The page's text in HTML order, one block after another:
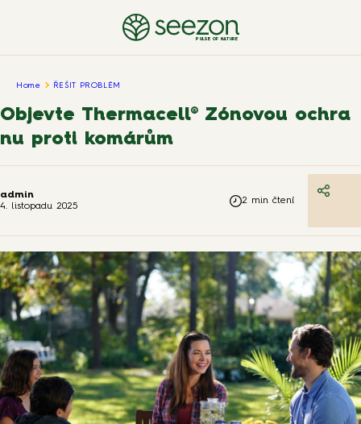
PULSE OF NATURE
Home ŘEŠIT PROBLÉM
Objevte Thermacell® Zónovou ochra
nu proti komárům
admin
4. listopadu 2025
2 min čtení